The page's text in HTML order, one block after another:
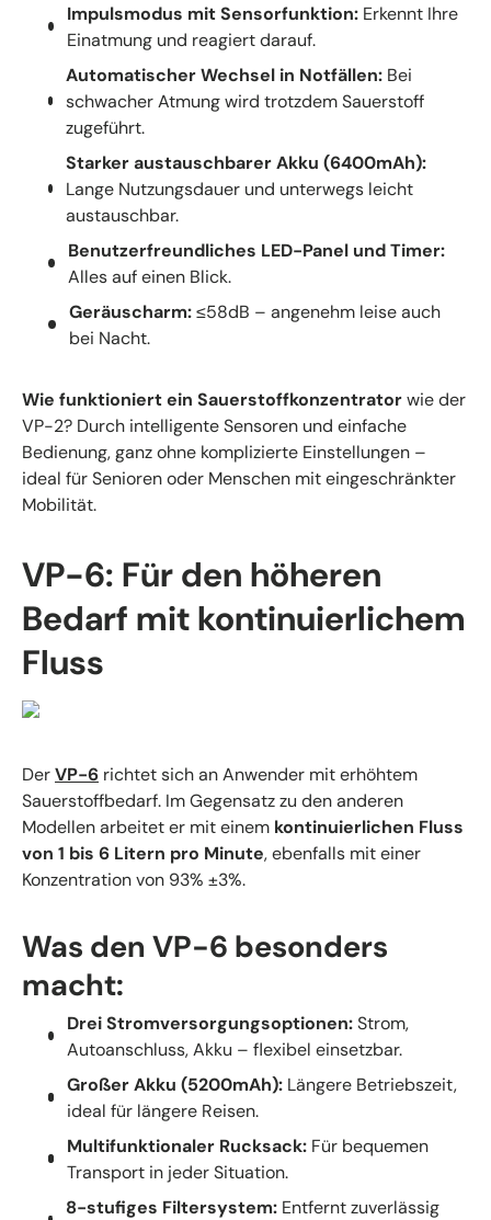
Impulsmodus mit Sensorfunktion: Erkennt Ihre
Einatmung und reagiert darauf.
Automatischer Wechsel in Notfällen: Bei
schwacher Atmung wird trotzdem Sauerstoff
zugeführt.
Starker austauschbarer Akku (6400mAh):
Lange Nutzungsdauer und unterwegs leicht
austauschbar.
Benutzerfreundliches LED-Panel und Timer:
Alles auf einen Blick.
Geräuscharm:≤58dB – angenehm leise auch
bei Nacht.
Wie funktioniert ein Sauerstoffkonzentratorwie der
VP-2? Durch intelligente Sensoren und einfache
Bedienung, ganz ohne komplizierte Einstellungen –
ideal für Senioren oder Menschen mit eingeschränkter
Mobilität.
VP-6: Für den höheren
Bedarf mit kontinuierlichem
Fluss
DerVP-6 richtet sich an Anwender mit erhöhtem
Sauerstoffbedarf. Im Gegensatz zu den anderen
Modellen arbeitet er mit einem kontinuierlichen Fluss
von 1 bis 6 Litern pro Minute, ebenfalls mit einer
Konzentration von 93% ±3%.
Was den VP-6 besonders
macht:
Drei Stromversorgungsoptionen:Strom,
Autoanschluss, Akku – flexibel einsetzbar.
Großer Akku (5200mAh): Längere Betriebszeit,
ideal für längere Reisen.
Multifunktionaler Rucksack: Für bequemen
Transport in jeder Situation.
8-stufiges Filtersystem: Entfernt zuverlässig